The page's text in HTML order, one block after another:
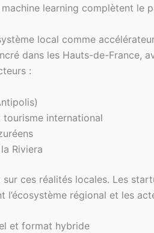
learning complètent le
local comme
dans les Hauts-de-France,
:
international
Riviera
sur ces réalités locales. Les
l’écosystème régional et les
et format hybride